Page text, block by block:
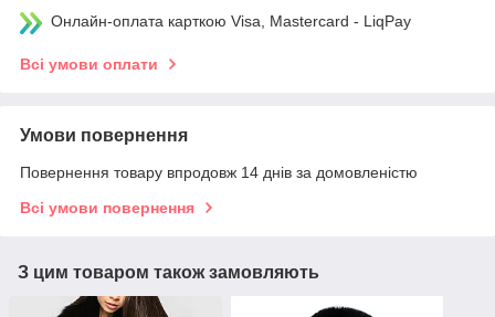
Онлайн-оплата карткою Visa, Mastercard - LiqPay
Всі умови оплати
Умови повернення
Повернення товару впродовж 14 днів за домовленістю
Всі умови повернення
З цим товаром також замовляють